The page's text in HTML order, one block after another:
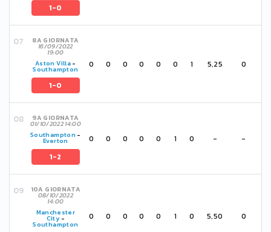
1-0
8A GIORNATA
16/09/2022
19:00
Aston Villa-
Southampton
1-0
0 0 0 0 0 0 1 5,25 0
9A GIORNATA
01/10/2022 14:00
Southampton-
Everton
1-2
0 0 0 0 0 1 0 - -
10A GIORNATA
08/10/2022
14:00
Manchester
City-
Southampton
0 0 0 0 0 1 0 5,50 0